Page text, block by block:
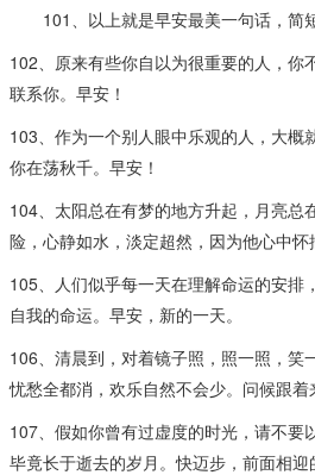
101、以上就是早安最美一句话，简
102、原来有些你自以为很重要的人，你
联系你。早安！
103、作为一个别人眼中乐观的人，大概
你在荡秋千。早安！
104、太阳总在有梦的地方升起，月亮总
险，心静如水，淡定超然，因为他心中怀
105、人们似乎每一天在理解命运的安排
自我的命运。早安，新的一天。
106、清晨到，对着镜子照，照一照，笑
忧愁全都消，欢乐自然不会少。问候跟着
107、假如你曾有过虚度的时光，请不要
毕竟长于逝去的岁月。快迈步，前面相迎